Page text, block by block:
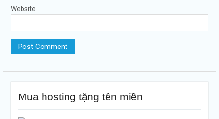
Website
Mua hosting tặng tên miền